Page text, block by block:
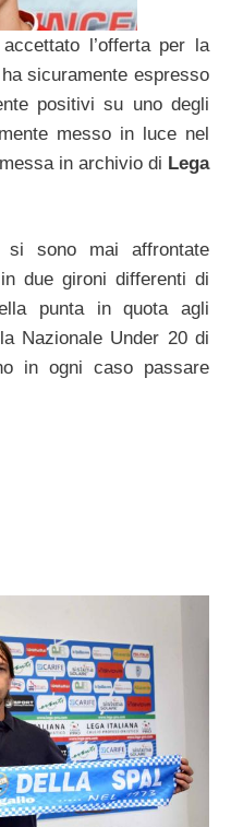
l’offerta per la
sicuramente espresso
positivi su uno degli
messo in luce nel
in archivio di Lega
si sono mai affrontate
due gironi differenti di
punta in quota agli
Nazionale Under 20 di
in ogni caso passare